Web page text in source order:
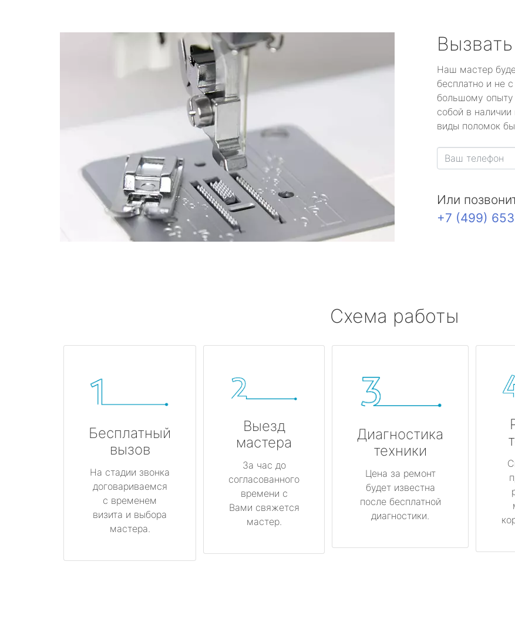
Наш мастер
бесплатно и не
большому опыту
собой в
виды поломок
Или
+7 (499)
Схема работы
Бесплатный
вызов
На стадии звонка
договариваемся
с временем
визита и выбора
мастера.
Выезд
мастера
За час до
согласованного
времени с
Вами свяжется
мастер.
Диагностика
техники
Цена за ремонт
будет известна
после бесплатной
диагностики.